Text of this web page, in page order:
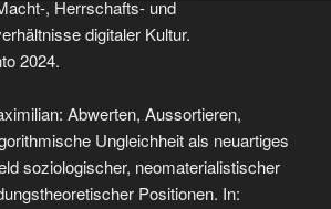
, Herrschafts- und
digitaler Kultur.
2024.
Abwerten, Aussortieren,
Ungleichheit als neuartiges
soziologischer, neomaterialistischer
Positionen. In: